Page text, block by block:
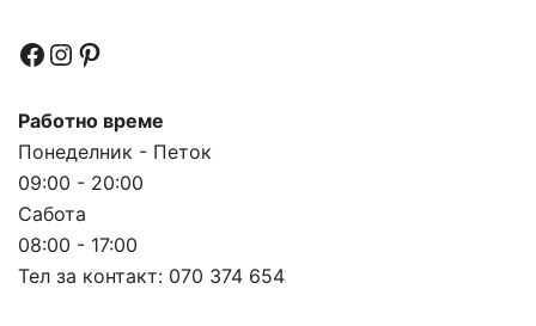
Facebook
Instagram
Pinterest
Работно време
Понеделник - Петок
09:00 - 20:00
Сабота
08:00 - 17:00
Тел за контакт: 070 374 654